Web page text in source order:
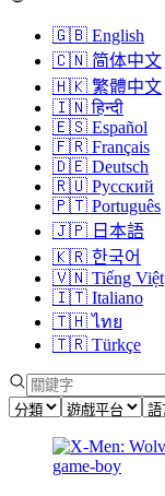
🇬🇧 English
🇨🇳 简体中文
🇭🇰 繁體中文
🇮🇳 हिन्दी
🇪🇸 Español
🇫🇷 Français
🇩🇪 Deutsch
🇷🇺 Русский
🇵🇹 Português
🇯🇵 日本語
🇰🇷 한국어
🇻🇳 Tiếng Việt
🇮🇹 Italiano
🇹🇭 ไทย
🇹🇷 Türkçe
game-boy